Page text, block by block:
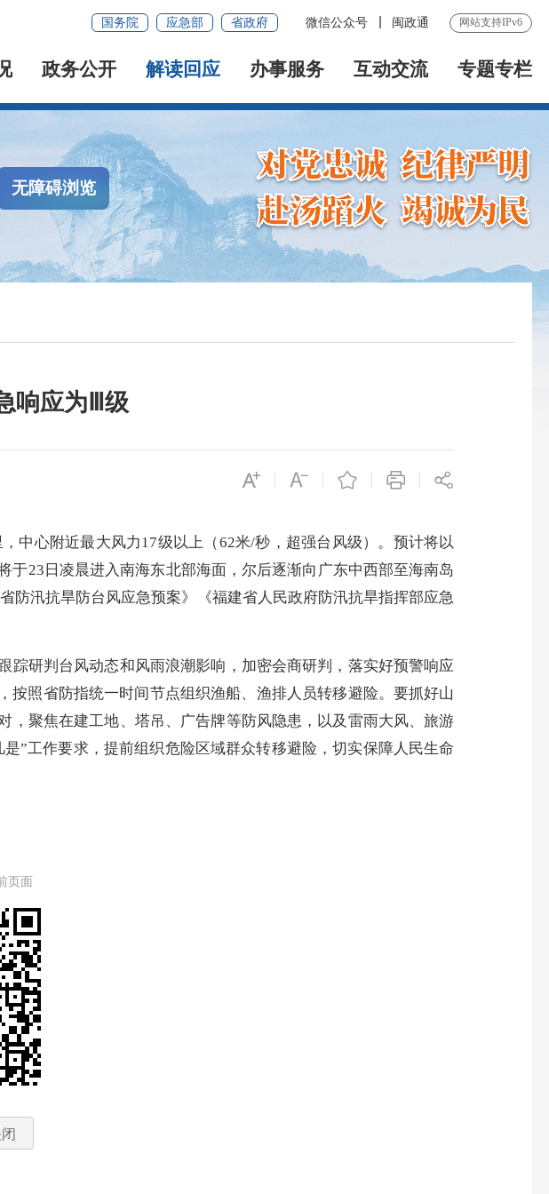
国务院 应急部 省政府 微信公众号 闽政通 网站支持IPv6
政务公开 解读回应 办事服务 互动交流 专题专栏
无障碍浏览
响应为Ⅲ级
心附近最大风力17级以上（62米/秒，超强台风级）。预计将以
23日凌晨进入南海东北部海面，尔后逐渐向广东中西部至海南岛
防汛抗旱防台风应急预案》《福建省人民政府防汛抗旱指挥部应急
研判台风动态和风雨浪潮影响，加密会商研判，落实好预警响应
照省防指统一时间节点组织渔船、渔排人员转移避险。要抓好山
聚焦在建工地、塔吊、广告牌等防风隐患，以及雷雨大风、旅游
”工作要求，提前组织危险区域群众转移避险，切实保障人民生命
页面